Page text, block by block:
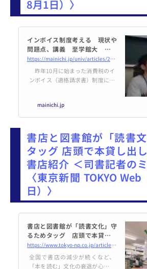
8月1日）〉
インボイス制度考える 現状や
問題点、講義 至学館大 ／愛
知 | 毎日新聞
https://mainichi.jp/univ/articles/20240801/ddl/k23/020/101000c
昨年10月に始まった消費税のイ
ンボイス（適格請求書）制度につ
ンスのウェブクリエーター、廣瀬
（ひろせ）仁亮さん（47）＝名古
学生に伝えた。
mainichi.jp
書店と図書館が「読書
タッグ 店頭で本貸し出
書店紹介 ＜司書記者の
〈東京新聞 TOKYO
日）〉
書店と図書館が「読書文化」守
るためタッグ 店頭で本貸し出
し、図書館で古書店紹介 ＜司
書記者のミライの本棚＞：東京
新聞 TOKYO Web
https://www.tokyo-np.co.jp/article/344170
全国で書店の減少が続くなど、
「本を読む」文化の衰退が心配さ